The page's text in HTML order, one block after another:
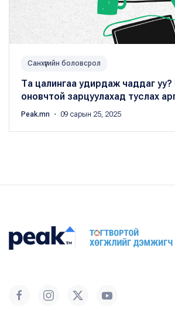
Санхүүгийн боловсрол
Та цалингаа удирдаж чаддаг уу?
оновчтой зарцуулахад туслах
Peak.mn ・ 09 сарын 25, 2025